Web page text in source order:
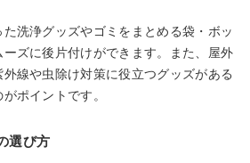
洗浄グッズやゴミをまとめる袋・ボッ
ズに後片付けができます。また、屋外
線や虫除け対策に役立つグッズがある
ポイントです。
選び方